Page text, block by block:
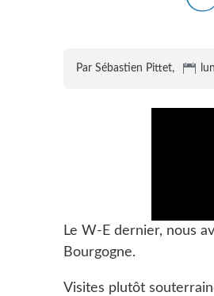
Par Sébastien Pittet,
Le W-E dernier, nous
Bourgogne.
Visites plutôt